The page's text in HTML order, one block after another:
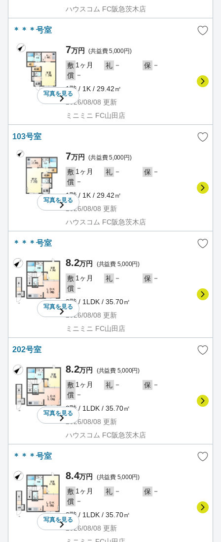
ハウスコム FC阪急茨木店
＊＊＊号室
写真を見る
7万円 (共益費 5,000円)
敷 1ヶ月 礼 － 保 －
償 －
1階 / 1K / 29.42㎡
2026/08/08 更新
ミニミニ FC山田店
103号室
写真を見る
7万円 (共益費 5,000円)
敷 1ヶ月 礼 － 保 －
償 －
1階 / 1K / 29.42㎡
2026/08/08 更新
ハウスコム FC阪急茨木店
＊＊＊号室
写真を見る
8.2万円 (共益費 5,000円)
敷 1ヶ月 礼 － 保 －
償 －
2階 / 1LDK / 35.70㎡
2026/08/08 更新
ミニミニ FC山田店
202号室
写真を見る
8.2万円 (共益費 5,000円)
敷 1ヶ月 礼 － 保 －
償 －
2階 / 1LDK / 35.70㎡
2026/08/08 更新
ハウスコム FC阪急茨木店
＊＊＊号室
写真を見る
8.4万円 (共益費 5,000円)
敷 1ヶ月 礼 － 保 －
償 －
2階 / 1LDK / 35.70㎡
2026/08/08 更新